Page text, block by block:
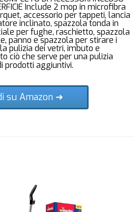
Include 2 mop in microfibra
accessorio per tappeti, lancia
inclinato, spazzola tonda in
per fughe, raschietto, spazzola
panno e spazzola per stirare i
pulizia dei vetri, imbuto e
ciò che serve per una pulizia
prodotti aggiuntivi.
su Amazon ➜